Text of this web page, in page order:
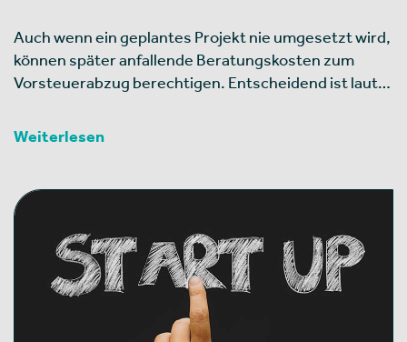
Auch wenn ein geplantes Projekt nie umgesetzt wird,
können später anfallende Beratungskosten zum
Vorsteuerabzug berechtigen. Entscheidend ist laut…
Weiterlesen